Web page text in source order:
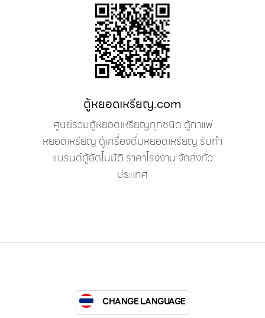
ตู้หยอดเหรียญ.com
ศูนย์รวมตู้หยอดเหรียญทุกชนิด ตู้กาแฟ
หยอดเหรียญ ตู้เครื่องดื่มหยอดเหรียญ รับทำ
แบรนด์ตู้อัตโนมัติ ราคาโรงงาน จัดส่งทั่ว
ประเทศ
CHANGE LANGUAGE